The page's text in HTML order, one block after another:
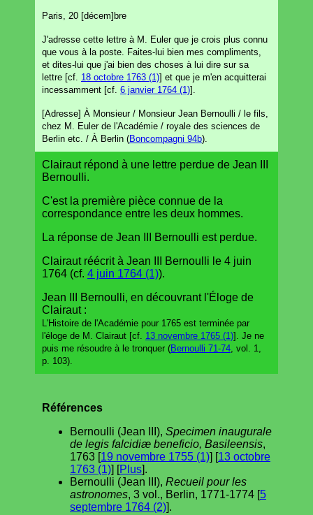
Paris, 20 [décem]bre
J'adresse cette lettre à M. Euler que je crois plus connu
que vous à la poste. Faites-lui bien mes compliments,
et dites-lui que j'ai bien des choses à lui dire sur sa
lettre [cf. 18 octobre 1763 (1)] et que je m'en acquitterai
incessamment [cf. 6 janvier 1764 (1)].
[Adresse] À Monsieur / Monsieur Jean Bernoulli / le fils,
chez M. Euler de l'Académie / royale des sciences de
Berlin etc. / À Berlin (Boncompagni 94b).
Clairaut répond à une lettre perdue de Jean III
Bernoulli.
C'est la première pièce connue de la
correspondance entre les deux hommes.
La réponse de Jean III Bernoulli est perdue.
Clairaut réécrit à Jean III Bernoulli le 4 juin
1764 (cf. 4 juin 1764 (1)).
Jean III Bernoulli, en découvrant l'Éloge de
Clairaut :
L'Histoire de l'Académie pour 1765 est terminée par
l'éloge de M. Clairaut [cf. 13 novembre 1765 (1)]. Je ne
puis me résoudre à le tronquer (Bernoulli 71-74 , vol. 1,
p. 103).
Références
Bernoulli (Jean III), Specimen inaugurale
de legis falcidiæ beneficio, Basileensis,
1763 [19 novembre 1755 (1)] [13 octobre
1763 (1)] [Plus].
Bernoulli (Jean III), Recueil pour les
astronomes, 3 vol., Berlin, 1771-1774 [5
septembre 1764 (2)].